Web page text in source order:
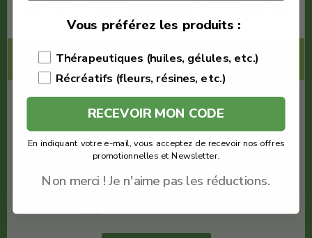
Story
Code Promo -60% :
LACREMEDUCBD
€8.00
€3.20
Weed Side Story
Fleur Ak47
THV+
Vous préférez les produits :
Thérapeutiques (huiles, gélules, etc.)
Récréatifs (fleurs, résines, etc.)
RECEVOIR MON CODE
En indiquant votre e-mail, vous acceptez de recevoir nos offres
promotionnelles et Newsletter.
Non merci ! Je n'aime pas les réductions.